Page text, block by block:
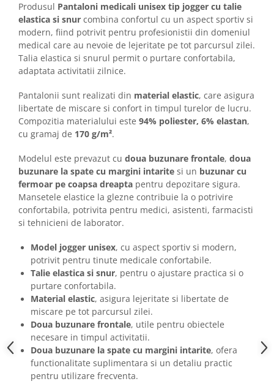
personalizate
Stampile, tusiere si tus
Protectia muncii si Imbracaminte
Imbracaminte
Bluze & Pulovere
Camasi
Pantaloni
Hanorace
Jachete
Impermeabile
Veste
Reflectorizante
Incaltaminte de lucru si protectie
Incaltaminte de oras si munte
Echipamente medicale
Manusi de protectie
Accesorii pentru protectia capului
Casti de protectie
Antifoane
Ochelari de protectie si viziere
Produsul Pantaloni medicali unisex tip jogger cu talie
elastica si snur combina confortul cu un aspect sportiv si
modern, fiind potrivit pentru profesionistii din domeniul
medical care au nevoie de lejeritate pe tot parcursul zilei.
Talia elastica si snurul permit o purtare confortabila,
adaptata activitatii zilnice.
Pantalonii sunt realizati din material elastic, care asigura
libertate de miscare si confort in timpul turelor de lucru.
Compozitia materialului este 94% poliester, 6% elastan,
cu gramaj de 170 g/m².
Modelul este prevazut cu doua buzunare frontale, doua
buzunare la spate cu margini intarite si un buzunar cu
fermoar pe coapsa dreapta pentru depozitare sigura.
Mansetele elastice la glezne contribuie la o potrivire
confortabila, potrivita pentru medici, asistenti, farmacisti
si tehnicieni de laborator.
Model jogger unisex, cu aspect sportiv si modern,
potrivit pentru tinute medicale confortabile.
Talie elastica si snur, pentru o ajustare practica si o
purtare confortabila.
Material elastic, asigura lejeritate si libertate de
miscare pe tot parcursul zilei.
Doua buzunare frontale, utile pentru obiectele
necesare in timpul activitatii.
Doua buzunare la spate cu margini intarite, ofera
functionalitate suplimentara si un detaliu practic
pentru utilizare frecventa.